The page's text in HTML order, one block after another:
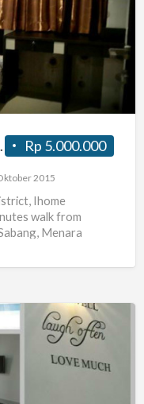
Rp 5.000.000
2015
Ihome
walk from
Menara